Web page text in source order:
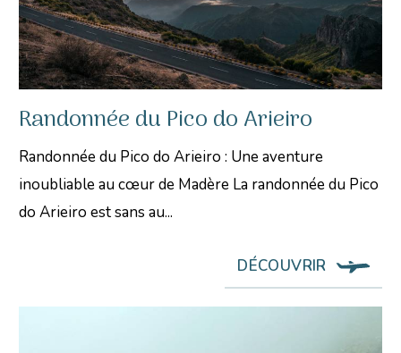
Randonnée du Pico do Arieiro
Randonnée du Pico do Arieiro : Une aventure
inoubliable au cœur de Madère La randonnée du Pico
do Arieiro est sans au...
DÉCOUVRIR